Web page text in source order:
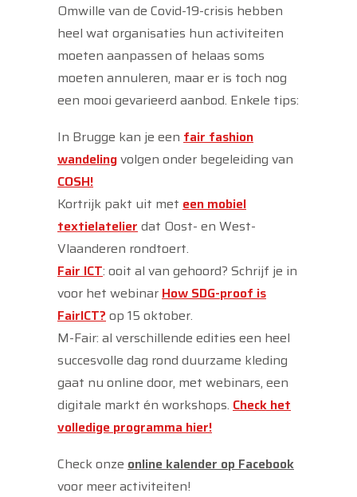
Omwille van de Covid-19-crisis hebben
heel wat organisaties hun activiteiten
moeten aanpassen of helaas soms
moeten annuleren, maar er is toch nog
een mooi gevarieerd aanbod. Enkele tips:
In Brugge kan je een fair fashion
wandelingvolgen onder begeleiding van
COSH!
Kortrijk pakt uit met een mobiel
textielatelierdat Oost- en West-
Vlaanderen rondtoert.
Fair ICT: ooit al van gehoord? Schrijf je in
voor het webinarHow SDG-proof is
FairICT?op 15 oktober.
M-Fair: al verschillende edities een heel
succesvolle dag rond duurzame kleding
gaat nu online door, met webinars, een
digitale markt én workshops. Check het
volledige programma hier!
Check onze online kalender op Facebook
voor meer activiteiten!